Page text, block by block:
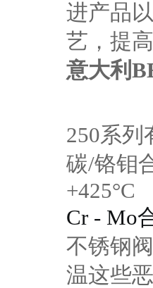
进产品
艺，提
意大利
250系列
碳/铬钼
+425°C
Cr - Mo
不锈钢
温这些